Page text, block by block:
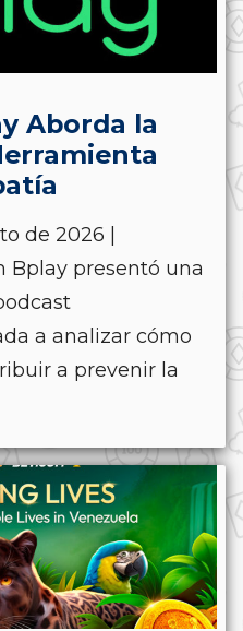
Aborda la
de 2026 |
Bplay presentó una
a analizar cómo
a prevenir la